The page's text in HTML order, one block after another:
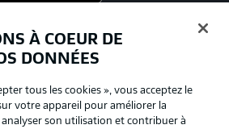
À COEUR DE
DONNÉES
tous les cookies », vous acceptez le
votre appareil pour améliorer la
son utilisation et contribuer à